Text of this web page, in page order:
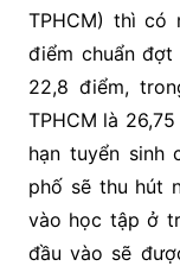
TPHCM) thì có
điểm chuẩn
22,8 điểm,
TPHCM là
hạn tuyển sinh
phố sẽ thu hút
vào học tập ở
đầu vào sẽ